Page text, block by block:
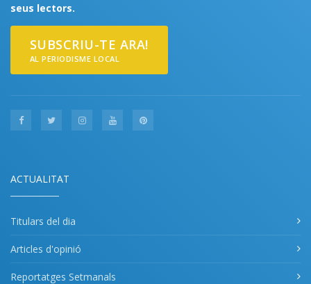
seus lectors.
SUBSCRIU-TE ARA!
AL PERIODISME LOCAL
ACTUALITAT
Titulars del dia
Articles d'opinió
Reportatges Setmanals